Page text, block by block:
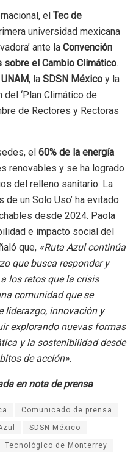
el Tec de
universidad mexicana
ante la Convención
sobre el Cambio Climático.
UNAM, la SDSN México y la
‘Plan Climático de
de Rectores y Rectoras
el 60% de la energía
renovables y se ha logrado
del relleno sanitario. La
un Solo Uso’ ha evitado
desde 2024. Paola
e impacto social del
que, «Ruta Azul continúa
que busca responder y
los retos que la crisis
comunidad que se
liderazgo, innovación y
explorando nuevas formas
y la sostenibilidad desde
de acción».
en nota de prensa
Comunicado de prensa
SDSN México
Tecnológico de Monterrey